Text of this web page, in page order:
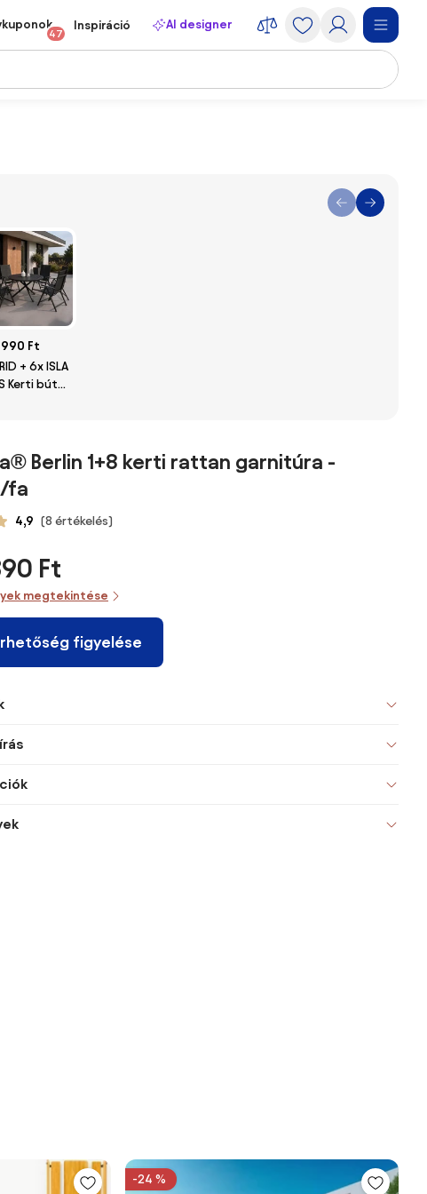
47
Inspiráció AI designer
990 Ft
+ 6x ISLA
Kerti bútor
Berlin 1+8 kerti rattan garnitúra -
fa
4,9 (8 értékelés)
Ft
megtekintése
figyelése
-24 %